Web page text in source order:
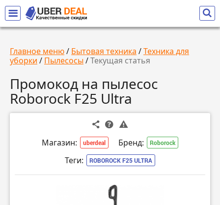
Главное меню/ Бытовая техника /Техника для
уборки / Пылесосы /Текущая статья
Промокод на пылесос
Roborock F25 Ultra
Магазин: uberdeal Бренд: Roborock
Теги: ROBOROCK F25 ULTRA